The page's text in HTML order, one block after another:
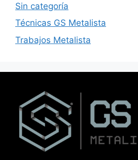
Sin categoría
Técnicas GS Metalista
Trabajos Metalista